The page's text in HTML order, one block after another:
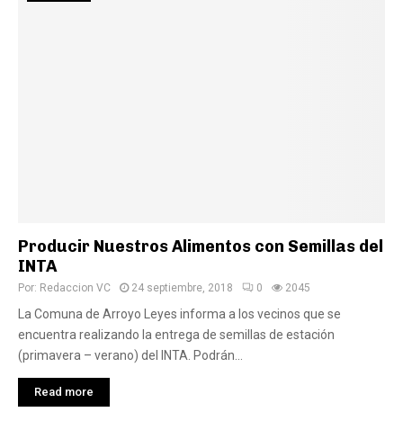
Producir Nuestros Alimentos con Semillas del
INTA
Por: Redaccion VC 24 septiembre, 2018 0 2045
La Comuna de Arroyo Leyes informa a los vecinos que se
encuentra realizando la entrega de semillas de estación
(primavera – verano) del INTA. Podrán...
Read more